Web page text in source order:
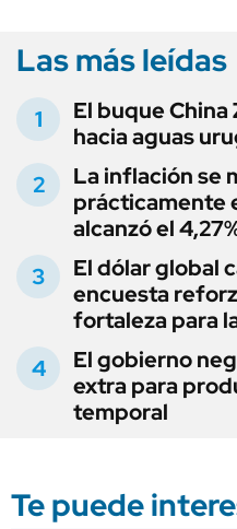
Las más leídas
El buque China
hacia aguas
La inflación se
prácticamente
alcanzó el
El dólar global
encuesta
fortaleza para
El gobierno
extra para
temporal
Te puede